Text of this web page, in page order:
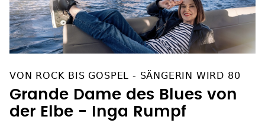
Grande Dame des Blues von
der Elbe - Inga Rumpf